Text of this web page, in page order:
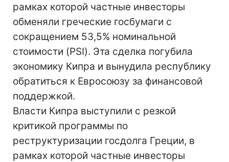
рамках которой частные инвесторы
обменяли греческие госбумаги с
сокращением 53,5% номинальной
стоимости (PSI). Эта сделка погубила
экономику Кипра и вынудила республику
обратиться к Евросоюзу за финансовой
поддержкой.
Власти Кипра выступили с резкой
критикой программы по
реструктуризации госдолга Греции, в
рамках которой частные инвесторы